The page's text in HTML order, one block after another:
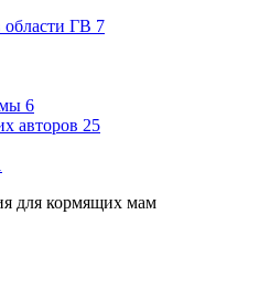
области ГВ 7
6
авторов 25
для кормящих мам